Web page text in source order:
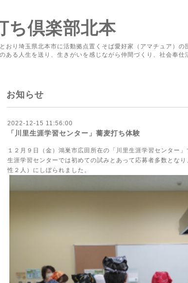
ち倶楽部北本
おり埼玉県北本市に活動拠点置くそば愛好家（アマチュア）
ある人生を送り、生きがいを感じながら仲間づくり、社会奉仕
お知らせ
2022-12-15 11:56:00
「川里生涯学習センター」蕎麦打ち体験
１２月９日（金）鴻巣市広田所在の「川里生涯学習センター」
生涯学習センターでは初めての試みとあって応募者多数とな
性２人）にしぼられました。